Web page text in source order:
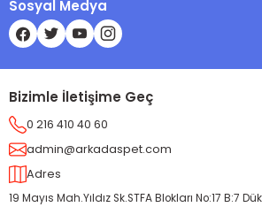
Sosyal Medya
Bizimle İletişime Geç
0 216 410 40 60
admin@arkadaspet.com
Adres
19 Mayıs Mah.Yıldız Sk.STFA Blokları No:17 B:7